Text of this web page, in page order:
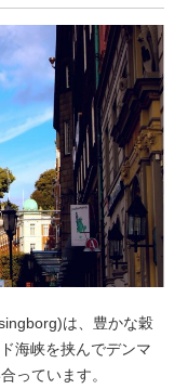
は、豊かな穀
海峡を挟んでデンマ
っています。